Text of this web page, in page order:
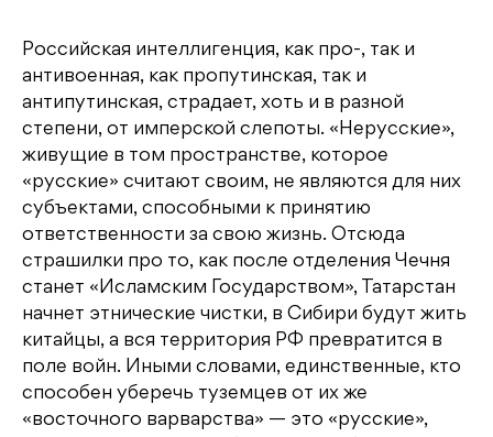
Российская интеллигенция, как про-, так и
антивоенная, как пропутинская, так и
антипутинская, страдает, хоть и в разной
степени, от имперской слепоты. «Нерусские»,
живущие в том пространстве, которое
«русские» считают своим, не являются для них
субъектами, способными к принятию
ответственности за свою жизнь. Отсюда
страшилки про то, как после отделения Чечня
станет «Исламским Государством», Татарстан
начнет этнические чистки, в Сибири будут жить
китайцы, а вся территория РФ превратится в
поле войн. Иными словами, единственные, кто
способен уберечь туземцев от их же
«восточного варварства» — это «русские»,